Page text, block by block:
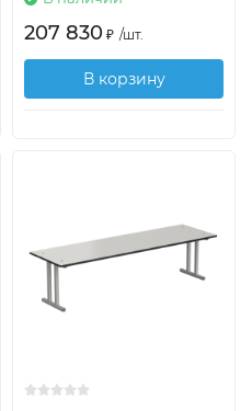
207 830 ₽ /шт.
В корзину